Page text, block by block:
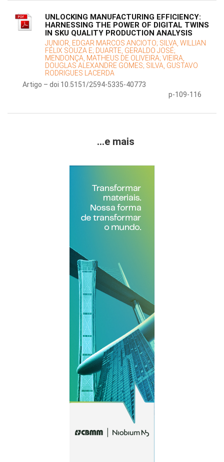
UNLOCKING MANUFACTURING EFFICIENCY:
HARNESSING THE POWER OF DIGITAL TWINS
IN SKU QUALITY PRODUCTION ANALYSIS
JUNIOR, EDGAR MARCOS ANCIOTO; SILVA, WILLIAN
FÉLIX SOUZA E; DUARTE, GERALDO JOSÉ;
MENDONÇA, MATHEUS DE OLIVEIRA; VIEIRA,
DOUGLAS ALEXANDRE GOMES; SILVA, GUSTAVO
RODRIGUES LACERDA
Artigo – doi 10.5151/2594-5335-40773
p-109-116
...e mais